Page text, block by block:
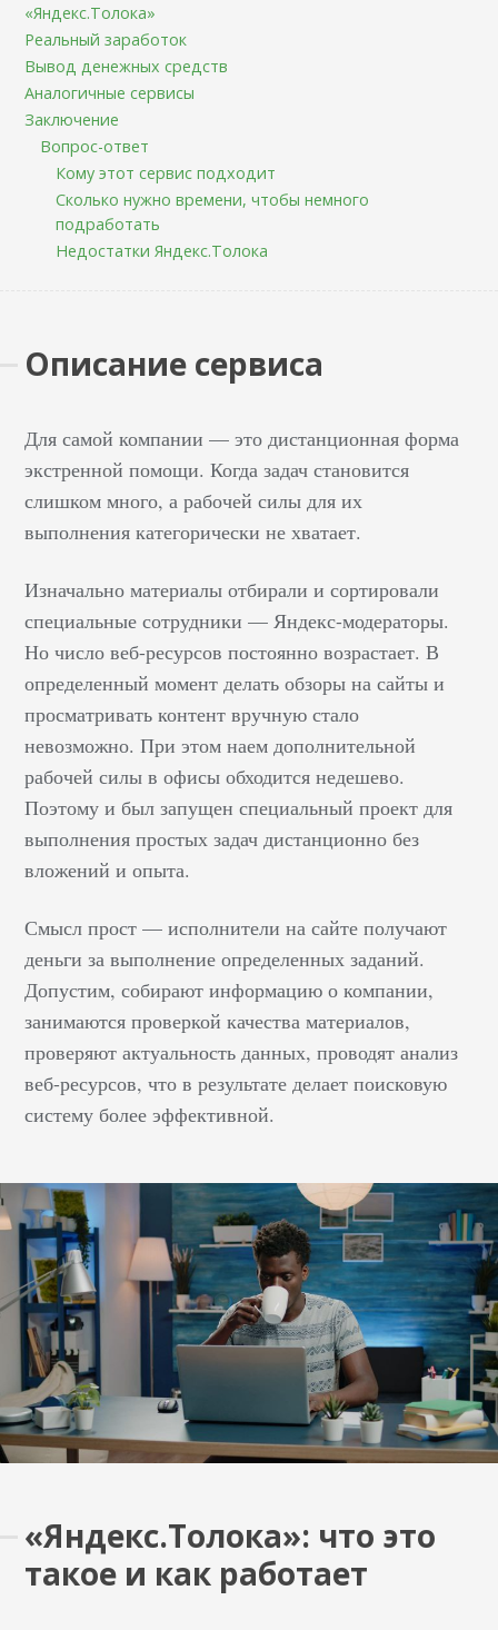
«Яндекс.Толока»
Реальный заработок
Вывод денежных средств
Аналогичные сервисы
Заключение
Вопрос-ответ
Кому этот сервис подходит
Сколько нужно времени, чтобы немного
подработать
Недостатки Яндекс.Толока
Описание сервиса
Для самой компании — это дистанционная форма
экстренной помощи. Когда задач становится
слишком много, а рабочей силы для их
выполнения категорически не хватает.
Изначально материалы отбирали и сортировали
специальные сотрудники — Яндекс-модераторы.
Но число веб-ресурсов постоянно возрастает. В
определенный момент делать обзоры на сайты и
просматривать контент вручную стало
невозможно. При этом наем дополнительной
рабочей силы в офисы обходится недешево.
Поэтому и был запущен специальный проект для
выполнения простых задач дистанционно без
вложений и опыта.
Смысл прост — исполнители на сайте получают
деньги за выполнение определенных заданий.
Допустим, собирают информацию о компании,
занимаются проверкой качества материалов,
проверяют актуальность данных, проводят анализ
веб-ресурсов, что в результате делает поисковую
систему более эффективной.
«Яндекс.Толока»: что это
такое и как работает